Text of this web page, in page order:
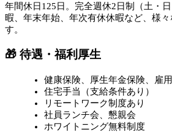
年間休日125日。完全週休2日制（土・
暇、年末年始、年次有休休暇など、様
す。
🎁 待遇・福利厚生
健康保険、厚生年金保険、雇
住宅手当（支給条件あり）
リモートワーク制度あり
社員ランチ会、懇親会
ホワイトニング無料制度